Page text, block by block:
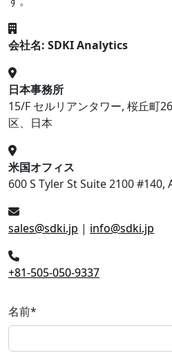
会社名: SDKI Analytics
日本事務所
15/F セルリアンタワー, 桜丘町
区、日本
米国オフィス
600 S Tyler St Suite 2100 #140,
sales@sdki.jp | info@sdki.jp
+81-505-050-9337
名前*